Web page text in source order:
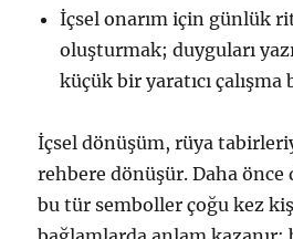
İçsel onarım için günlük
oluşturmak; duyguları
küçük bir yaratıcı çalışma
İçsel dönüşüm, rüya
rehbere dönüşür. Daha
bu tür semboller çoğu kez